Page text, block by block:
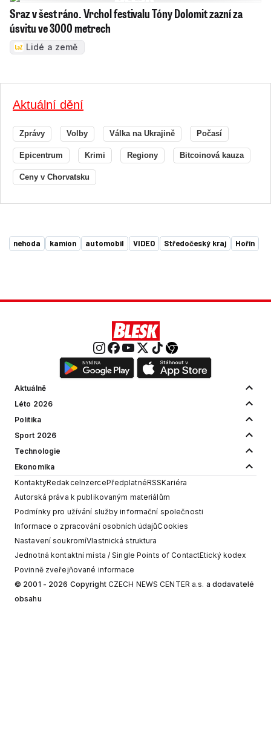
Sraz v šest ráno. Vrchol festivalu Tóny Dolomit zazní za
úsvitu ve 3000 metrech
Lidé a země
Aktuální dění
Zprávy Volby Válka na Ukrajině Počasí
Epicentrum Krimi Regiony Bitcoinová kauza
Ceny v Chorvatsku
nehoda kamion automobil VIDEO Středočeský kraj Hořín
Aktuálně
Léto 2026
Politika
Sport 2026
Technologie
Ekonomika
KontaktyRedakceInzercePředplatnéRSSKariéra
Autorská práva k publikovaným materiálům
Podmínky pro užívání služby informační společnosti
Informace o zpracování osobních údajůCookies
Nastavení soukromíVlastnická struktura
Jednotná kontaktní místa / Single Points of ContactEtický kodex
Povinně zveřejňované informace
© 2001 - 2026 Copyright CZECH NEWS CENTER a.s. a dodavatelé
obsahu